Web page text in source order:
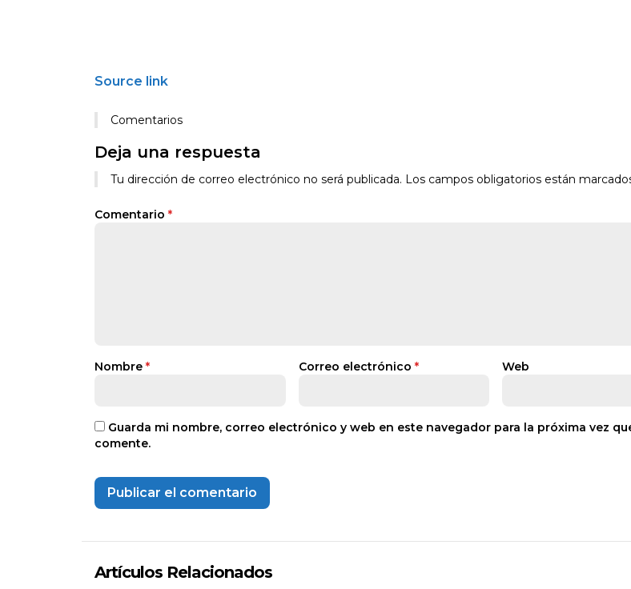
Source link
Comentarios
Deja una respuesta
Tu dirección de correo electrónico no será publicada. Los campos obligatorios están
Comentario *
Nombre * Correo electrónico * Web
Guarda mi nombre, correo electrónico y web en este navegador para la próxima vez
comente.
Artículos Relacionados